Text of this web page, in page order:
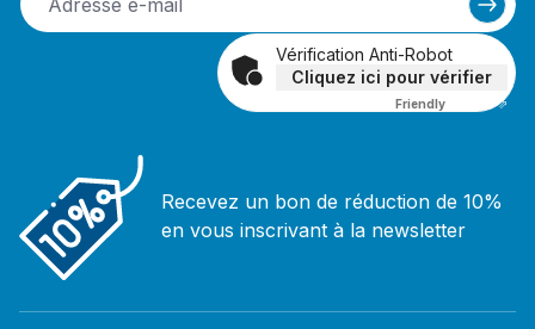
Vérification Anti-Robot
Cliquez ici pour vérifier
Friendly Captcha ⇗
Recevez un bon de réduction de 10%
en vous inscrivant à la newsletter